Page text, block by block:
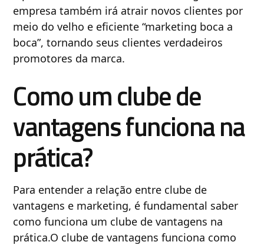
empresa também irá atrair novos clientes por
meio do velho e eficiente “marketing boca a
boca”, tornando seus clientes verdadeiros
promotores da marca.
Como um clube de
vantagens funciona na
prática?
Para entender a relação entre clube de
vantagens e marketing, é fundamental saber
como funciona um clube de vantagens na
prática.O clube de vantagens funciona como